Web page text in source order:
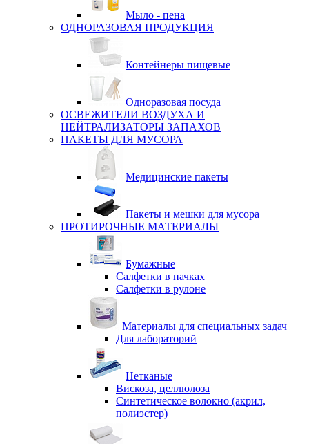
Мыло - пена
ОДНОРАЗОВАЯ ПРОДУКЦИЯ
Контейнеры пищевые
Одноразовая посуда
ОСВЕЖИТЕЛИ ВОЗДУХА И
НЕЙТРАЛИЗАТОРЫ ЗАПАХОВ
ПАКЕТЫ ДЛЯ МУСОРА
Медицинские пакеты
Пакеты и мешки для мусора
ПРОТИРОЧНЫЕ МАТЕРИАЛЫ
Бумажные
Салфетки в пачках
Салфетки в рулоне
Материалы для специальных задач
Для лабораторий
Нетканые
Вискоза, целлюлоза
Синтетическое волокно (акрил,
полиэстер)